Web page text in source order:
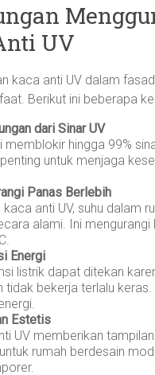
UV
kaca anti UV dalam
Berikut ini beberapa
dari Sinar UV
memblokir hingga 99%
untuk menjaga
Panas Berlebih
kaca anti UV, suhu dalam
alami. Ini mengurangi
Energi
listrik dapat ditekan
tidak bekerja terlalu keras.
Estetis
UV memberikan
rumah berdesain